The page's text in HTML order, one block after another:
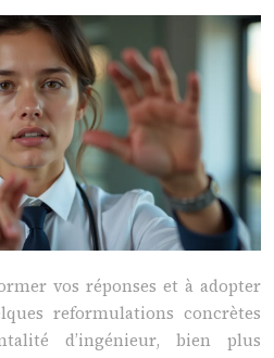
vos réponses et à adopter
reformulations concrètes
d’ingénieur, bien plus